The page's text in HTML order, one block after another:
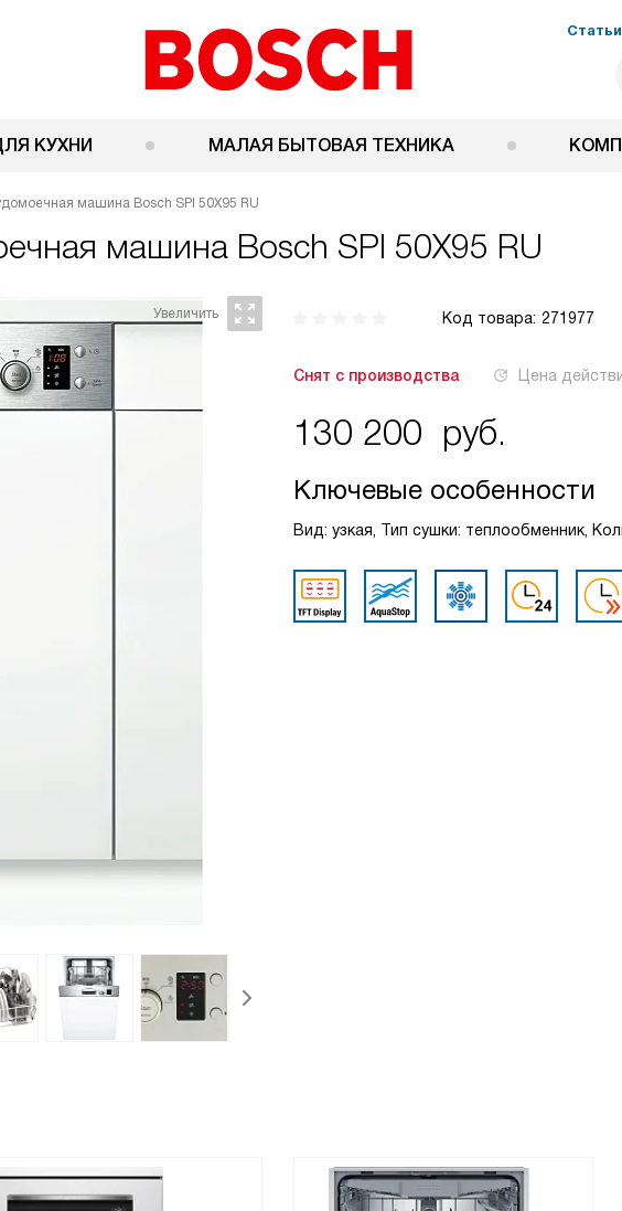
КУХНИ МАЛАЯ БЫТОВАЯ ТЕХНИКА
машина Bosch SPI 50X95 RU
машина Bosch SPI 50X95 RU
Код товара: 271977
Снят с производства Цена
130 200 руб.
Ключевые особенности
Вид: узкая, Тип сушки: теплообменник,